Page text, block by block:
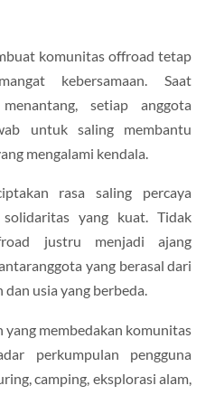
komunitas offroad tetap
kebersamaan. Saat
setiap anggota
untuk saling membantu
mengalami kendala.
rasa saling percaya
solidaritas yang kuat. Tidak
justru menjadi ajang
yang berasal dari
usia yang berbeda.
yang membedakan komunitas
perkumpulan pengguna
camping, eksplorasi alam,